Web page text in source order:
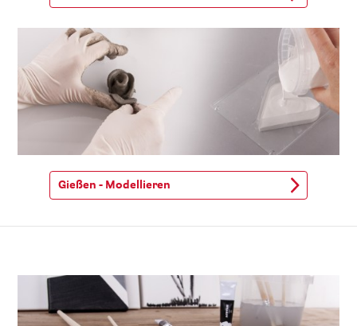
Gießen - Modellieren